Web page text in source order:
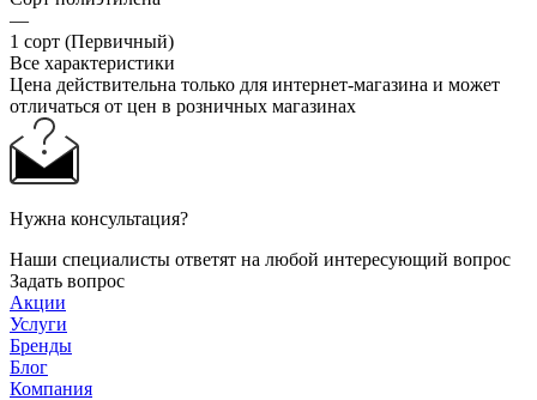
—
1 сорт (Первичный)
Все характеристики
Цена действительна только для интернет-магазина и может
отличаться от цен в розничных магазинах
Нужна консультация?
Наши специалисты ответят на любой интересующий вопрос
Задать вопрос
Акции
Услуги
Бренды
Блог
Компания